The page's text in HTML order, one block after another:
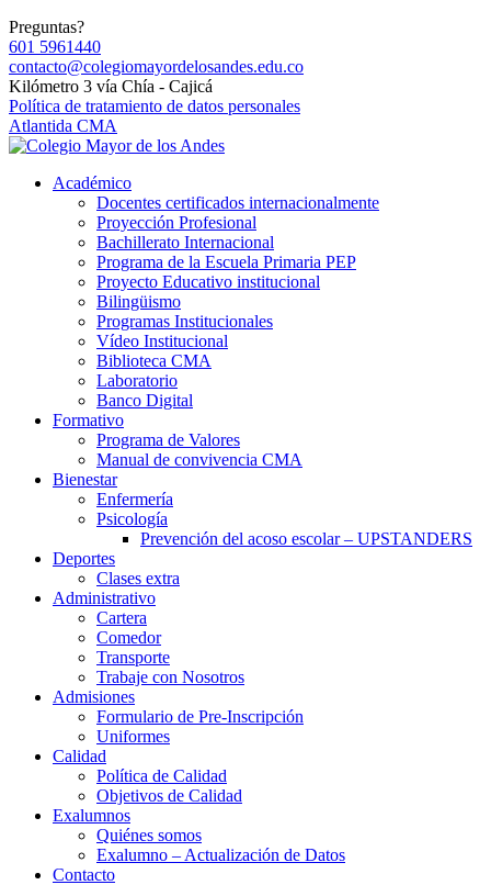
Preguntas?
601 5961440
contacto@colegiomayordelosandes.edu.co
Kilómetro 3 vía Chía - Cajicá
Política de tratamiento de datos personales
Atlantida CMA
Académico
Docentes certificados internacionalmente
Proyección Profesional
Bachillerato Internacional
Programa de la Escuela Primaria PEP
Proyecto Educativo institucional
Bilingüismo
Programas Institucionales
Vídeo Institucional
Biblioteca CMA
Laboratorio
Banco Digital
Formativo
Programa de Valores
Manual de convivencia CMA
Bienestar
Enfermería
Psicología
Prevención del acoso escolar – UPSTANDERS
Deportes
Clases extra
Administrativo
Cartera
Comedor
Transporte
Trabaje con Nosotros
Admisiones
Formulario de Pre-Inscripción
Uniformes
Calidad
Política de Calidad
Objetivos de Calidad
Exalumnos
Quiénes somos
Exalumno – Actualización de Datos
Contacto